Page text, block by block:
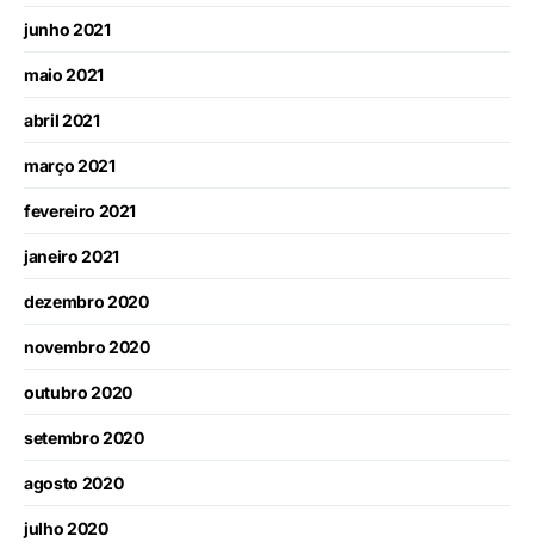
junho 2021
maio 2021
abril 2021
março 2021
fevereiro 2021
janeiro 2021
dezembro 2020
novembro 2020
outubro 2020
setembro 2020
agosto 2020
julho 2020